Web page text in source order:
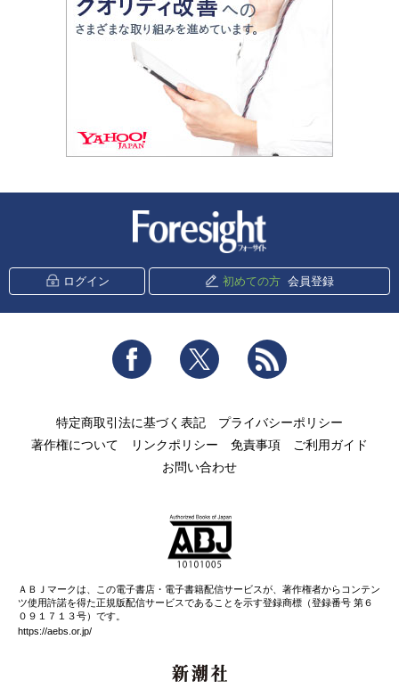
ログイン 初めての方 会員登録
Facebook Twitter
特定商取引法に基づく表記
プライバシーポリシー
著作権について
リンクポリシー 免責事項
ご利用ガイド
お問い合わせ
ＡＢＪマークは、この電子書店・電子書籍配信サービスが、著作権者からコンテン
ツ使用許諾を得た正規版配信サービスであることを示す登録商標（登録番号 第６
０９１７１３号）です。
https://aebs.or.jp/